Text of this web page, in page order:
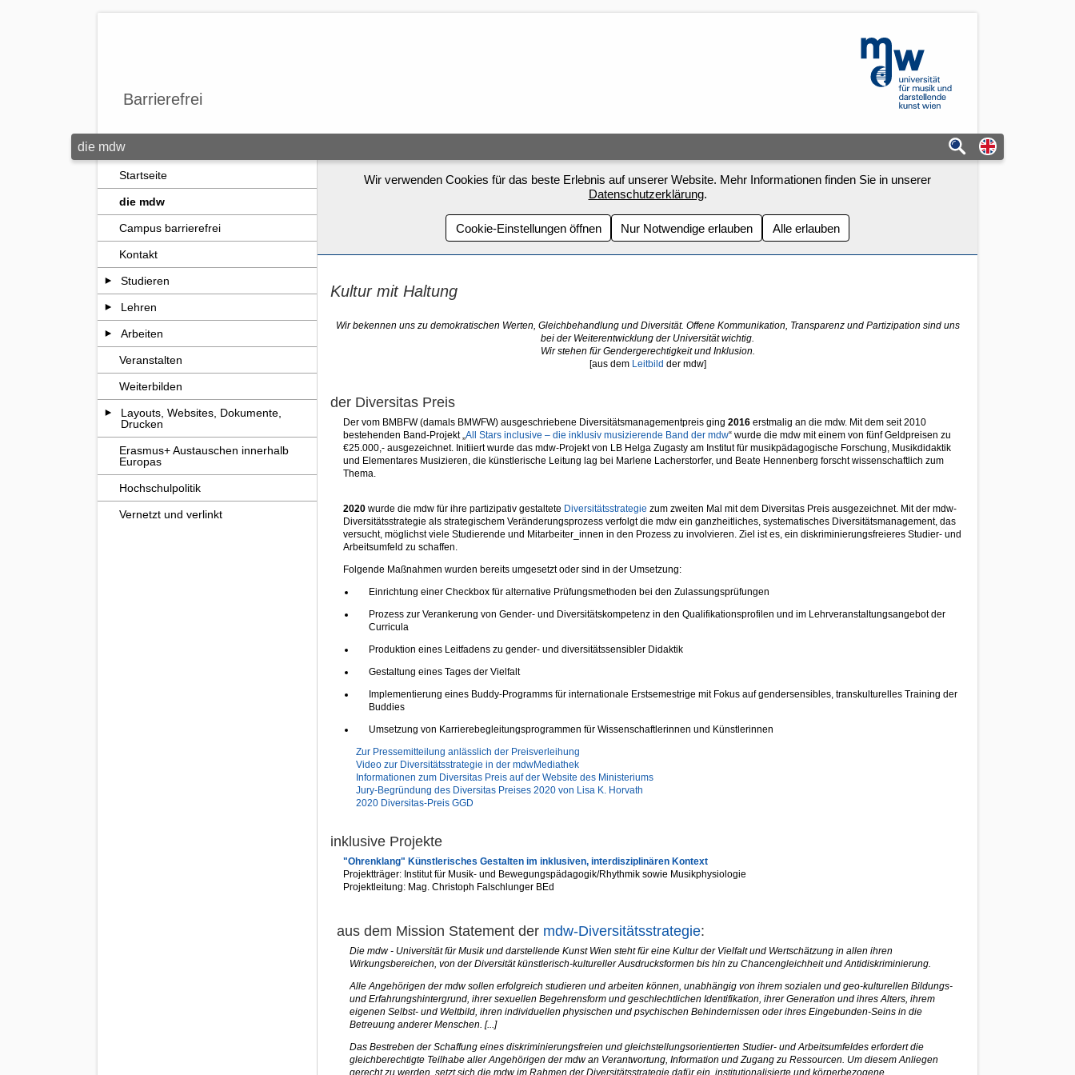
Barrierefrei
mdw - Homepage
die mdw Switch to
Startseite
die mdw
Campus barrierefrei
Kontakt
Studieren
Lehren
Arbeiten
Veranstalten
Weiterbilden
Layouts, Websites, Dokumente,
Drucken
Erasmus+ Austauschen innerhalb
Europas
Hochschulpolitik
Vernetzt und verlinkt
Wir verwenden Cookies für das beste Erlebnis auf unserer Website. Mehr Informationen finden Sie in unserer
Datenschutzerklärung.
Cookie-Einstellungen öffnen Nur Notwendige erlauben Alle erlauben
Kultur mit Haltung
Wir bekennen uns zu demokratischen Werten, Gleichbehandlung und Diversität. Offene Kommunikation, Transparenz und Partizipation sind uns
bei der Weiterentwicklung der Universität wichtig.
Wir stehen für Gendergerechtigkeit und Inklusion.
[aus dem Leitbild der mdw]
der Diversitas Preis
Der vom BMBFW (damals BMWFW) ausgeschriebene Diversitätsmanagementpreis ging 2016 erstmalig an die mdw. Mit dem seit 2010
bestehenden Band-Projekt „All Stars inclusive – die inklusiv musizierende Band der mdw“ wurde die mdw mit einem von fünf Geldpreisen zu
€25.000,- ausgezeichnet. Initiiert wurde das mdw-Projekt von LB Helga Zugasty am Institut für musikpädagogische Forschung, Musikdidaktik
und Elementares Musizieren, die künstlerische Leitung lag bei Marlene Lacherstorfer, und Beate Hennenberg forscht wissenschaftlich zum
Thema.
2020 wurde die mdw für ihre partizipativ gestaltete Diversitätsstrategie zum zweiten Mal mit dem Diversitas Preis ausgezeichnet. Mit der mdw-
Diversitätsstrategie als strategischem Veränderungsprozess verfolgt die mdw ein ganzheitliches, systematisches Diversitätsmanagement, das
versucht, möglichst viele Studierende und Mitarbeiter_innen in den Prozess zu involvieren. Ziel ist es, ein diskriminierungsfreieres Studier- und
Arbeitsumfeld zu schaffen.
Folgende Maßnahmen wurden bereits umgesetzt oder sind in der Umsetzung:
Einrichtung einer Checkbox für alternative Prüfungsmethoden bei den Zulassungsprüfungen
Prozess zur Verankerung von Gender- und Diversitätskompetenz in den Qualifikationsprofilen und im Lehrveranstaltungsangebot der
Curricula
Produktion eines Leitfadens zu gender- und diversitätssensibler Didaktik
Gestaltung eines Tages der Vielfalt
Implementierung eines Buddy-Programms für internationale Erstsemestrige mit Fokus auf gendersensibles, transkulturelles Training der
Buddies
Umsetzung von Karrierebegleitungsprogrammen für Wissenschaftlerinnen und Künstlerinnen
Zur Pressemitteilung anlässlich der Preisverleihung
Video zur Diversitätsstrategie in der mdwMediathek
Informationen zum Diversitas Preis auf der Website des Ministeriums
Jury-Begründung des Diversitas Preises 2020 von Lisa K. Horvath
2020 Diversitas-Preis GGD
inklusive Projekte
"Ohrenklang" Künstlerisches Gestalten im inklusiven, interdisziplinären Kontext
Projektträger: Institut für Musik- und Bewegungspädagogik/Rhythmik sowie Musikphysiologie
Projektleitung: Mag. Christoph Falschlunger BEd
aus dem Mission Statement der mdw-Diversitätsstrategie:
Die mdw - Universität für Musik und darstellende Kunst Wien steht für eine Kultur der Vielfalt und Wertschätzung in allen ihren
Wirkungsbereichen, von der Diversität künstlerisch-kultureller Ausdrucksformen bis hin zu Chancengleichheit und Antidiskriminierung.
Alle Angehörigen der mdw sollen erfolgreich studieren und arbeiten können, unabhängig von ihrem sozialen und geo-kulturellen Bildungs-
und Erfahrungshintergrund, ihrer sexuellen Begehrensform und geschlechtlichen Identifikation, ihrer Generation und ihres Alters, ihrem
eigenen Selbst- und Weltbild, ihren individuellen physischen und psychischen Behindernissen oder ihres Eingebunden-Seins in die
Betreuung anderer Menschen. [...]
Das Bestreben der Schaffung eines diskriminierungsfreien und gleichstellungsorientierten Studier- und Arbeitsumfeldes erfordert die
gleichberechtigte Teilhabe aller Angehörigen der mdw an Verantwortung, Information und Zugang zu Ressourcen. Um diesem Anliegen